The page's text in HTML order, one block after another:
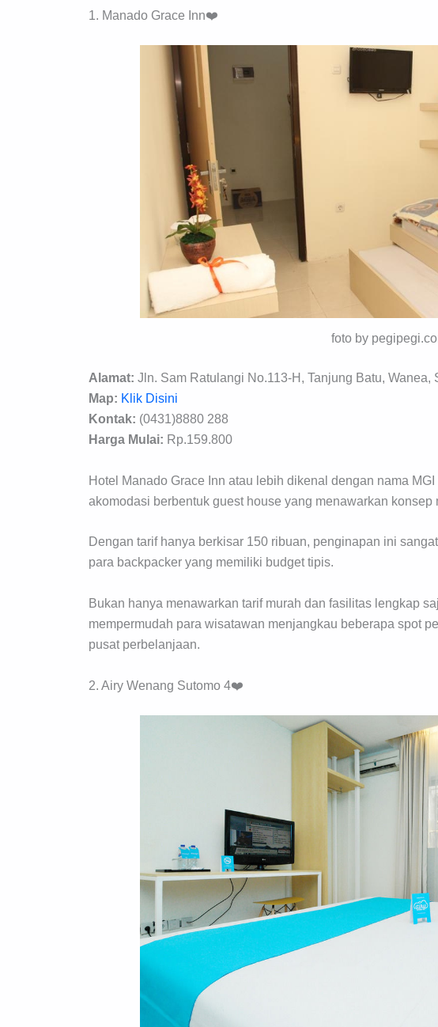
1. Manado Grace Inn❤️
foto by
Alamat: Jln. Sam Ratulangi No.113-H, Tanjung Batu, Wanea,
Map: Klik Disini
Kontak: (0431)8880 288
Harga Mulai: Rp.159.800
Hotel Manado Grace Inn atau lebih dikenal dengan nama
akomodasi berbentuk guest house yang menawarkan konsep
Dengan tarif hanya berkisar 150 ribuan, penginapan ini
para backpacker yang memiliki budget tipis.
Bukan hanya menawarkan tarif murah dan fasilitas lengkap
mempermudah para wisatawan menjangkau beberapa spot
pusat perbelanjaan.
2. Airy Wenang Sutomo 4❤️